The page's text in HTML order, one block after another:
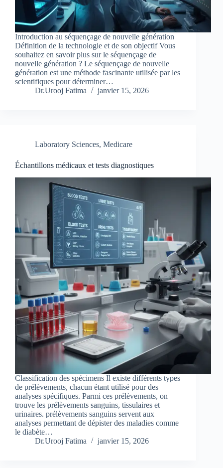
Introduction au séquençage de nouvelle génération
Définition de la technologie et de son objectif Vous
souhaitez en savoir plus sur le séquençage de
nouvelle génération ? Le séquençage de nouvelle
génération est une méthode fascinante utilisée par les
scientifiques pour déterminer…
Dr.Urooj Fatima
janvier 15, 2026
Laboratory Sciences, Medicare
Échantillons médicaux et tests diagnostiques
Classification des spécimens Il existe différents types
de prélèvements, chacun étant utilisé pour des
analyses spécifiques. Parmi ces prélèvements, on
trouve les prélèvements sanguins, tissulaires et
urinaires. prélèvements sanguins servent aux
analyses permettant de dépister des maladies comme
le diabète…
Dr.Urooj Fatima
janvier 15, 2026